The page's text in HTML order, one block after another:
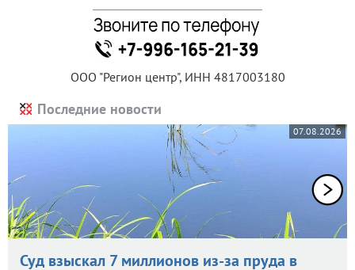
ООО "Регион центр", ИНН 4817003180
Последние новости
07.08.2026
Суд взыскал 7 миллионов из-за пруда в